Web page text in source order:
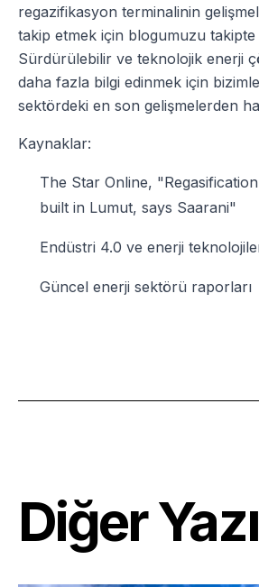
regazifikasyon terminalinin
takip etmek için blogumuzu takipte
Sürdürülebilir ve teknolojik enerji
daha fazla bilgi edinmek için
sektördeki en son gelişmelerden
Kaynaklar:
The Star Online,
built in Lumut, says Saarani"
Endüstri 4.0 ve enerji
Güncel enerji sektörü raporları
Diğer